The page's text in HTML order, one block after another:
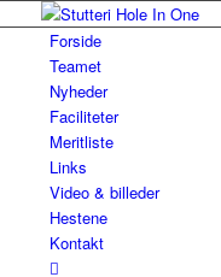
Forside
Teamet
Nyheder
Faciliteter
Meritliste
Links
Video & billeder
Hestene
Kontakt